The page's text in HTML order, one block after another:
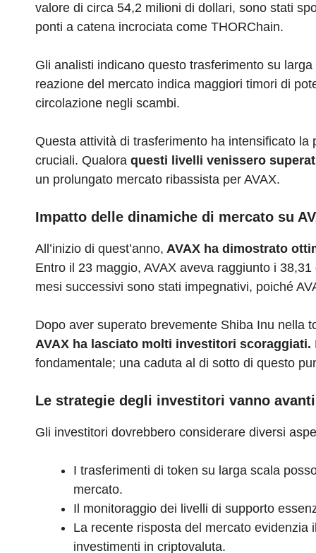
valore di circa 54,2 milioni di dollari, sono stati
ponti a catena incrociata come THORChain.
Gli analisti indicano questo trasferimento su
reazione del mercato indica maggiori timori di
circolazione negli scambi.
Questa attività di trasferimento ha intensificato
cruciali. Qualora questi livelli venissero
un prolungato mercato ribassista per AVAX.
Impatto delle dinamiche di mercato su
All’inizio di quest’anno, AVAX ha dimostrato
Entro il 23 maggio, AVAX aveva raggiunto i
mesi successivi sono stati impegnativi, poiché
Dopo aver superato brevemente Shiba Inu nella
AVAX ha lasciato molti investitori scoraggiati.
fondamentale; una caduta al di sotto di questo
Le strategie degli investitori vanno avanti
Gli investitori dovrebbero considerare diversi
I trasferimenti di token su larga scala
mercato.
Il monitoraggio dei livelli di supporto
La recente risposta del mercato evidenzia
investimenti in criptovaluta.